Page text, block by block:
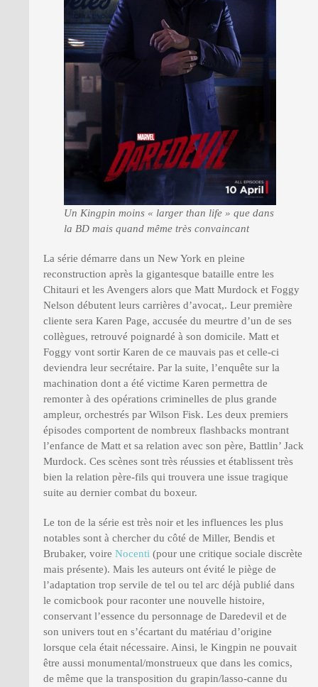
Un Kingpin moins « larger than life » que dans
la BD mais quand même très convaincant
La série démarre dans un New York en pleine
reconstruction après la gigantesque bataille entre les
Chitauri et les Avengers alors que Matt Murdock et Foggy
Nelson débutent leurs carrières d’avocat,. Leur première
cliente sera Karen Page, accusée du meurtre d’un de ses
collègues, retrouvé poignardé à son domicile. Matt et
Foggy vont sortir Karen de ce mauvais pas et celle-ci
deviendra leur secrétaire. Par la suite, l’enquête sur la
machination dont a été victime Karen permettra de
remonter à des opérations criminelles de plus grande
ampleur, orchestrés par Wilson Fisk. Les deux premiers
épisodes comportent de nombreux flashbacks montrant
l’enfance de Matt et sa relation avec son père, Battlin’ Jack
Murdock. Ces scènes sont très réussies et établissent très
bien la relation père-fils qui trouvera une issue tragique
suite au dernier combat du boxeur.
Le ton de la série est très noir et les influences les plus
notables sont à chercher du côté de Miller, Bendis et
Brubaker, voire Nocenti (pour une critique sociale discrète
mais présente). Mais les auteurs ont évité le piège de
l’adaptation trop servile de tel ou tel arc déjà publié dans
le comicbook pour raconter une nouvelle histoire,
conservant l’essence du personnage de Daredevil et de
son univers tout en s’écartant du matériau d’origine
lorsque cela était nécessaire. Ainsi, le Kingpin ne pouvait
être aussi monumental/monstrueux que dans les comics,
de même que la transposition du grapin/lasso-canne du